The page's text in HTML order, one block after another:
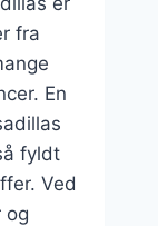
fra
En
fyldt
Ved
og